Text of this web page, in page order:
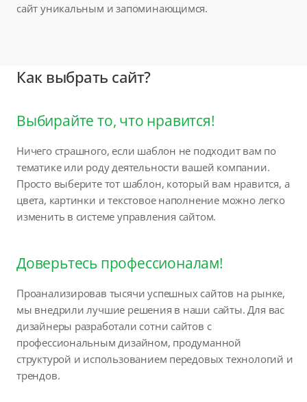
сайт уникальным и запоминающимся.
Как выбрать сайт?
Выбирайте то, что нравится!
Ничего страшного, если шаблон не подходит вам по
тематике или роду деятельности вашей компании.
Просто выберите тот шаблон, который вам нравится, а
цвета, картинки и текстовое наполнение можно легко
изменить в системе управления сайтом.
Доверьтесь профессионалам!
Проанализировав тысячи успешных сайтов на рынке,
мы внедрили лучшие решения в наши сайты. Для вас
дизайнеры разработали сотни сайтов с
профессиональным дизайном, продуманной
структурой и использованием передовых технологий и
трендов.